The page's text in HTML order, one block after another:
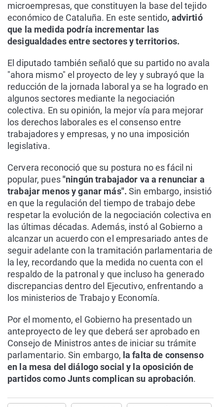
microempresas, que constituyen la base del tejido
económico de Cataluña. En este sentido, advirtió
que la medida podría incrementar las
desigualdades entre sectores y territorios.
El diputado también señaló que su partido no avala
"ahora mismo" el proyecto de ley y subrayó que la
reducción de la jornada laboral ya se ha logrado en
algunos sectores mediante la negociación
colectiva. En su opinión, la mejor vía para mejorar
los derechos laborales es el consenso entre
trabajadores y empresas, y no una imposición
legislativa.
Cervera reconoció que su postura no es fácil ni
popular, pues"ningún trabajador va a renunciar a
trabajar menos y ganar más". Sin embargo, insistió
en que la regulación del tiempo de trabajo debe
respetar la evolución de la negociación colectiva en
las últimas décadas. Además, instó al Gobierno a
alcanzar un acuerdo con el empresariado antes de
seguir adelante con la tramitación parlamentaria de
la ley, recordando que la medida no cuenta con el
respaldo de la patronal y que incluso ha generado
discrepancias dentro del Ejecutivo, enfrentando a
los ministerios de Trabajo y Economía.
Por el momento, el Gobierno ha presentado un
anteproyecto de ley que deberá ser aprobado en
Consejo de Ministros antes de iniciar su trámite
parlamentario. Sin embargo, la falta de consenso
en la mesa del diálogo social y la oposición de
partidos como Junts complican su aprobación.